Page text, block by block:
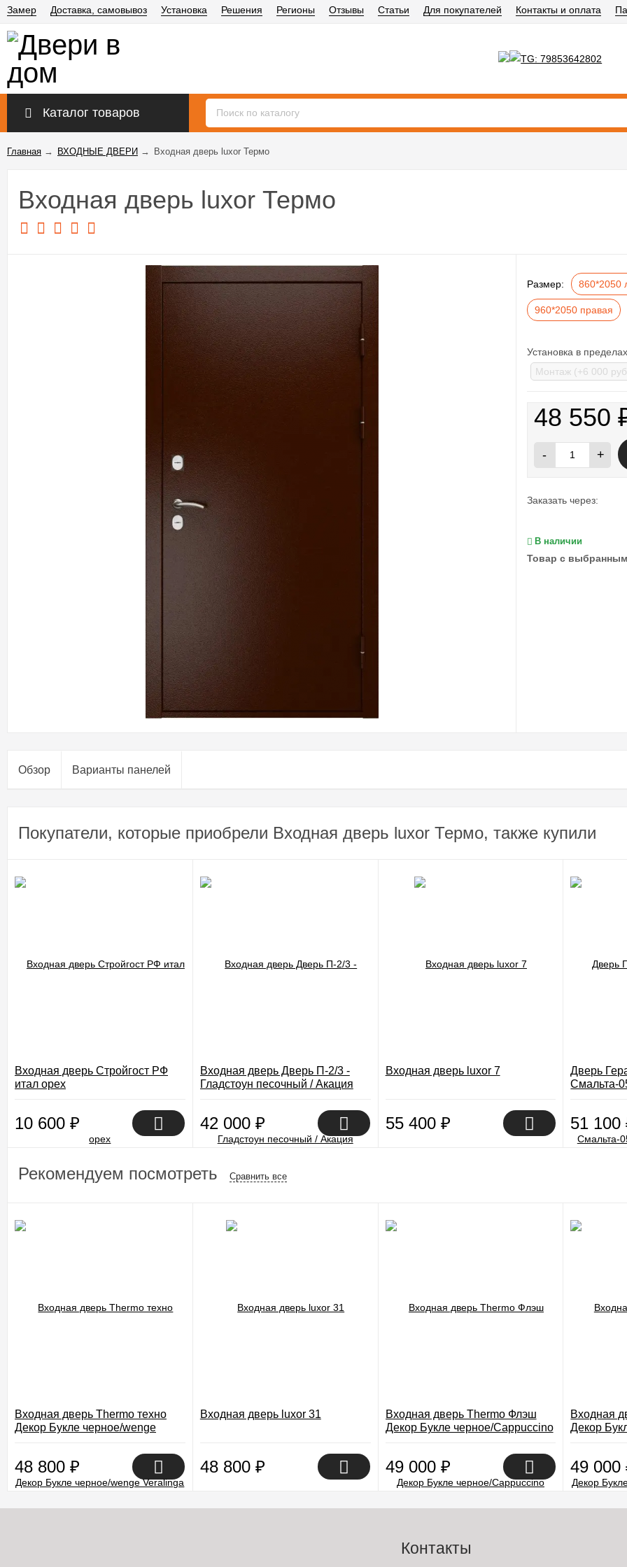
Замер Доставка, самовывоз Установка Решения Регионы Отзывы Статьи Для покупателей Контакты и оплата
Каталог товаров
Главная → ВХОДНЫЕ ДВЕРИ → Входная дверь luxor Термо
Входная дверь luxor Термо
Размер: 860*2050
960*2050 правая
Установка в
48 550
- +
Заказать через:
В наличии
Товар с выбранным
Обзор Варианты панелей
Покупатели, которые приобрели Входная дверь luxor Термо, также купили
Входная дверь Стройгост РФ
итал орех
10 600 ₽
Входная дверь Дверь П-2/3 -
Гладстоун песочный / Акация
42 000 ₽
Входная дверь luxor 7
55 400 ₽
Дверь
Смальта-
51 100
Рекомендуем посмотреть Сравнить все
Входная дверь Thermo техно
Декор Букле черное/wenge
48 800 ₽
Входная дверь luxor 31
48 800 ₽
Входная дверь Thermo Флэш
Декор Букле черное/Cappuccino
49 000 ₽
Входная
Декор
49 000
Контакты